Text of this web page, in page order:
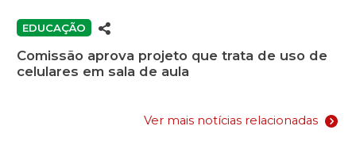
EDUCAÇÃO
Comissão aprova projeto que trata de uso de
celulares em sala de aula
Ver mais notícias relacionadas